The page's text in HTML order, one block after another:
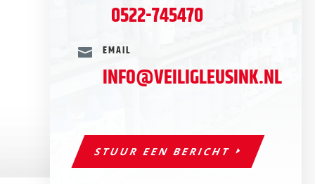
0522-745470
 EMAIL
INFO@VEILIGLEUSINK.NL
STUUR EEN BERICHT